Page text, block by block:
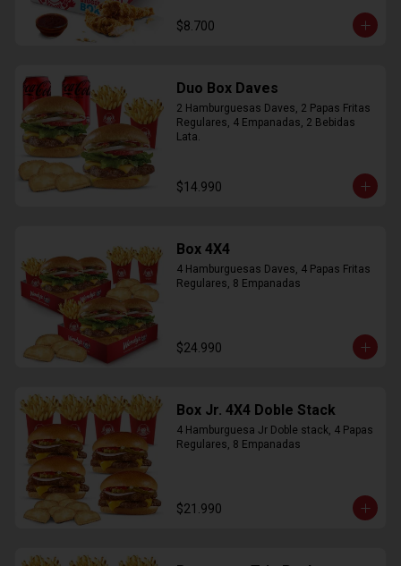
$8.700
Duo Box Daves
2 Hamburguesas Daves, 2 Papas Fritas
Regulares, 4 Empanadas, 2 Bebidas
Lata.
$14.990
Box 4X4
4 Hamburguesas Daves, 4 Papas Fritas
Regulares, 8 Empanadas
$24.990
Box Jr. 4X4 Doble Stack
4 Hamburguesa Jr Doble stack, 4 Papas
Regulares, 8 Empanadas
$21.990